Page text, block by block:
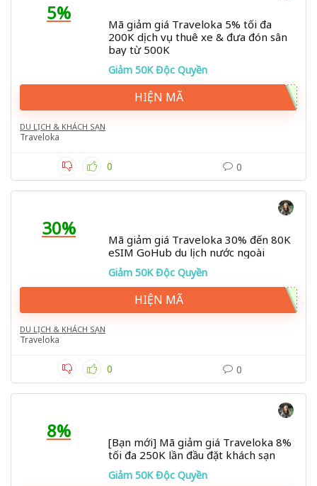
5%
Mã giảm giá Traveloka 5% tối đa
200K dịch vụ thuê xe & đưa đón sân
bay từ 500K
Giảm 50K Độc Quyền
HIỆN MÃ
DU LỊCH & KHÁCH SẠN
Traveloka
0 0
30%
Mã giảm giá Traveloka 30% đến 80K
eSIM GoHub du lịch nước ngoài
Giảm 50K Độc Quyền
HIỆN MÃ
DU LỊCH & KHÁCH SẠN
Traveloka
0 0
8%
[Bạn mới] Mã giảm giá Traveloka 8%
tối đa 250K lần đầu đặt khách sạn
Giảm 50K Độc Quyền